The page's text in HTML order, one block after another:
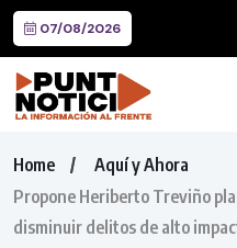
07/08/2026
Home
Aquí y Ahora
Propone Heriberto Treviño
disminuir delitos de alto